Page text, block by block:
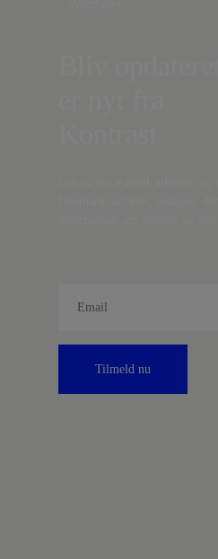
Tilmeld nu